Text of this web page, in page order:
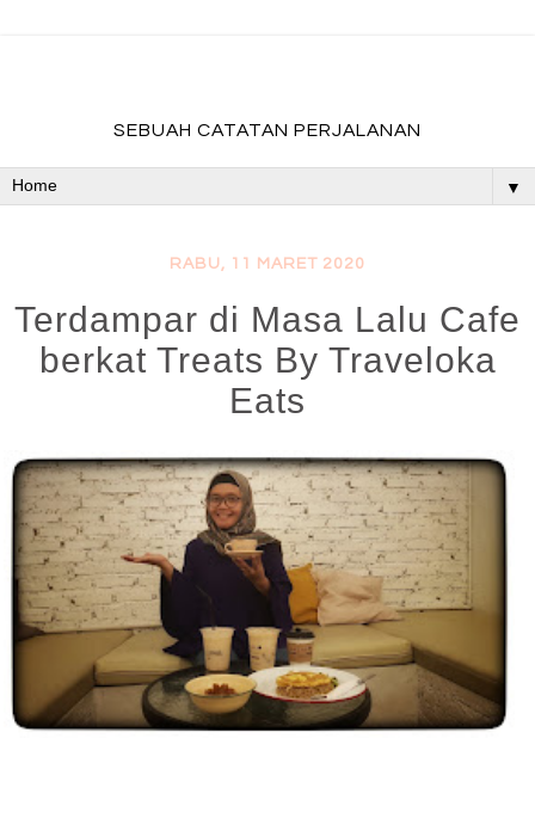
SEBUAH CATATAN PERJALANAN
▼
RABU, 11 MARET 2020
Terdampar di Masa Lalu Cafe
berkat Treats By Traveloka
Eats